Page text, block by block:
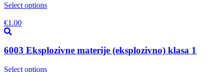
Select options
€1.00
6003 Eksplozivne materije (eksplozivno) klasa 1
Select options